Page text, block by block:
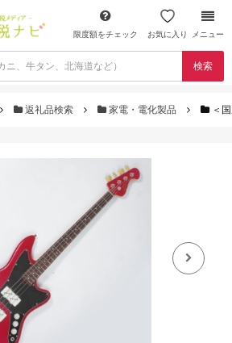
限度額をチェック お気に入り メニュー
検索
返礼品検索 家電・電化製品 ＜